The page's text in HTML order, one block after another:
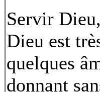
Servir
Dieu est
quelques
donnant